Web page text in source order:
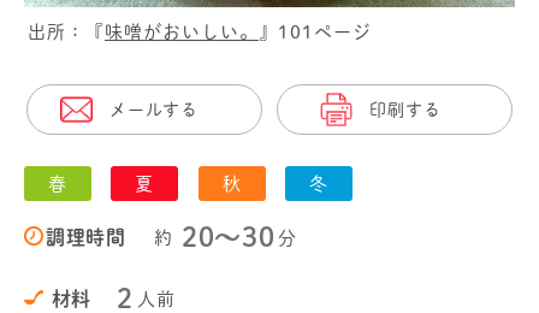
出所：『 味噌がおいしい。 』101ページ
メールする 印刷する
春 夏 秋 冬
調理時間 約 20〜30 分
材料 2 人前